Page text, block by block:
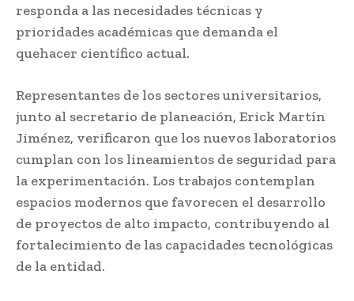
responda a las necesidades técnicas y
prioridades académicas que demanda el
quehacer científico actual.
Representantes de los sectores universitarios,
junto al secretario de planeación, Erick Martín
Jiménez, verificaron que los nuevos laboratorios
cumplan con los lineamientos de seguridad para
la experimentación. Los trabajos contemplan
espacios modernos que favorecen el desarrollo
de proyectos de alto impacto, contribuyendo al
fortalecimiento de las capacidades tecnológicas
de la entidad.